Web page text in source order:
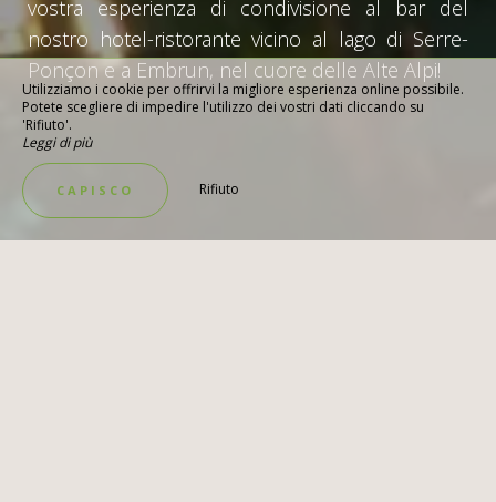
vostra esperienza di condivisione al bar del
nostro hotel-ristorante vicino al lago di Serre-
Ponçon e a Embrun, nel cuore delle Alte Alpi!
Utilizziamo i cookie per offrirvi la migliore esperienza online possibile.
Potete scegliere di impedire l'utilizzo dei vostri dati cliccando su
'Rifiuto'.
Leggi di più
CAPISCO Rifiuto